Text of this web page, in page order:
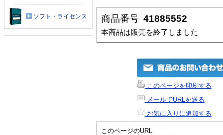
商品番号 41885552
本商品は販売を終了しました
このページを印刷する
メールでURLを送る
お気に入りに追加する
このページのURL
ソフト・ライセンス